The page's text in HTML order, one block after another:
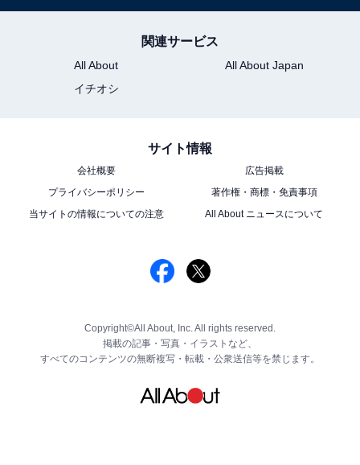
関連サービス
All About
All About Japan
イチオシ
サイト情報
会社概要
広告掲載
プライバシーポリシー
著作権・商標・免責事項
当サイトの情報についての注意
All About ニュースについて
Copyright©All About, Inc. All rights reserved.
掲載の記事・写真・イラストなど、
すべてのコンテンツの無断複写・転載・公衆送信等を禁じます。